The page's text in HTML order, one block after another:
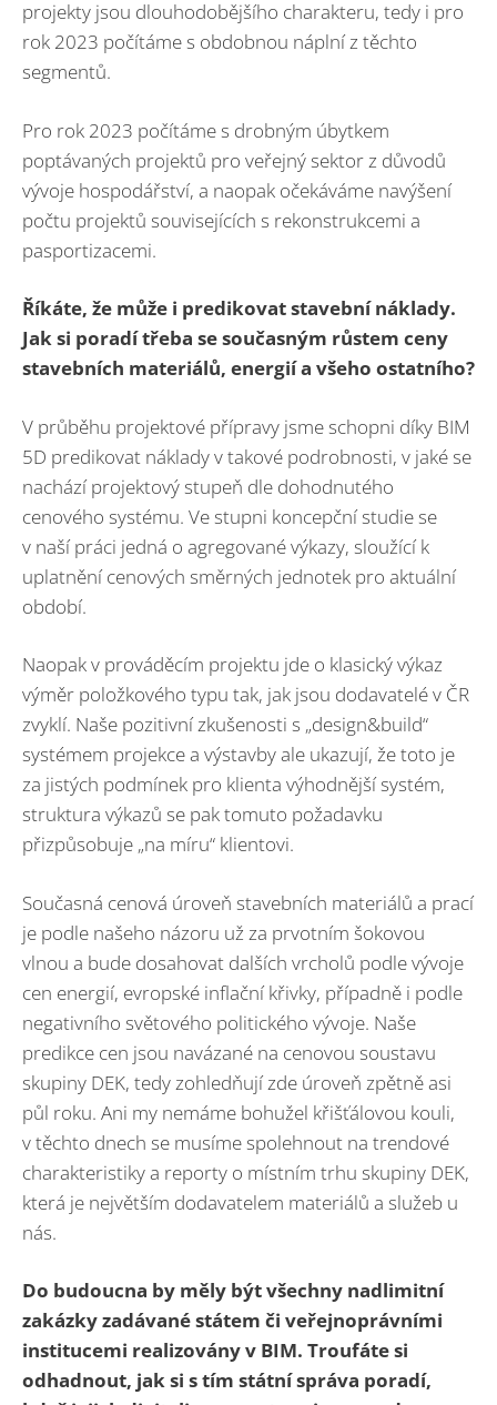
projekty jsou dlouhodobějšího charakteru, tedy i pro
rok 2023 počítáme s obdobnou náplní z těchto
segmentů.
Pro rok 2023 počítáme s drobným úbytkem
poptávaných projektů pro veřejný sektor z důvodů
vývoje hospodářství, a naopak očekáváme navýšení
počtu projektů souvisejících s rekonstrukcemi a
pasportizacemi.
Říkáte, že může i predikovat stavební náklady.
Jak si poradí třeba se současným růstem ceny
stavebních materiálů, energií a všeho ostatního?
V průběhu projektové přípravy jsme schopni díky BIM
5D predikovat náklady v takové podrobnosti, v jaké se
nachází projektový stupeň dle dohodnutého
cenového systému. Ve stupni koncepční studie se
v naší práci jedná o agregované výkazy, sloužící k
uplatnění cenových směrných jednotek pro aktuální
období.
Naopak v prováděcím projektu jde o klasický výkaz
výměr položkového typu tak, jak jsou dodavatelé v ČR
zvyklí. Naše pozitivní zkušenosti s „design&build“
systémem projekce a výstavby ale ukazují, že toto je
za jistých podmínek pro klienta výhodnější systém,
struktura výkazů se pak tomuto požadavku
přizpůsobuje „na míru“ klientovi.
Současná cenová úroveň stavebních materiálů a prací
je podle našeho názoru už za prvotním šokovou
vlnou a bude dosahovat dalších vrcholů podle vývoje
cen energií, evropské inflační křivky, případně i podle
negativního světového politického vývoje. Naše
predikce cen jsou navázané na cenovou soustavu
skupiny DEK, tedy zohledňují zde úroveň zpětně asi
půl roku. Ani my nemáme bohužel křišťálovou kouli,
v těchto dnech se musíme spolehnout na trendové
charakteristiky a reporty o místním trhu skupiny DEK,
která je největším dodavatelem materiálů a služeb u
nás.
Do budoucna by měly být všechny nadlimitní
zakázky zadávané státem či veřejnoprávními
institucemi realizovány v BIM. Troufáte si
odhadnout, jak si s tím státní správa poradí,